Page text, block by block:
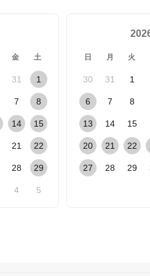
金 土
31 1
7 8
14 15
21 22
28 29
4 5
日 月 火
30 31 1
6 7 8
13 14 15
20 21 22
27 28 29